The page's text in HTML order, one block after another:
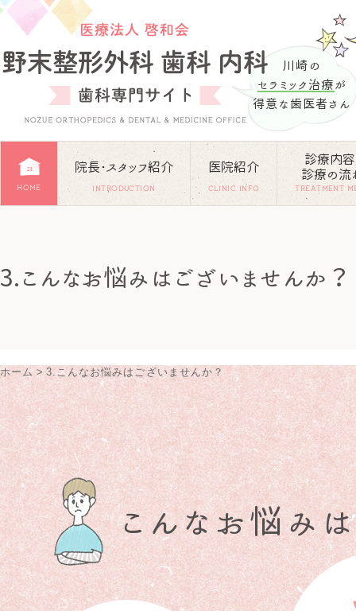
川崎の
セラミック治療 が
得意な歯医者さん
HOME
院長･スタッフ紹介
INTRODUCTION
医院紹介
CLINIC INFO
診療内
診療の流
TREATMENT
3.こんなお悩みはございませんか？
ホーム >3.こんなお悩みはございませんか？
こんなお悩み